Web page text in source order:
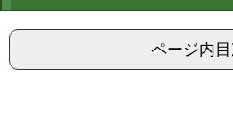
ページ内目